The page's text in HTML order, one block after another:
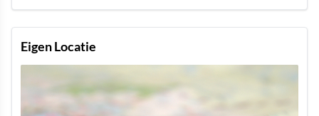
Eigen Locatie